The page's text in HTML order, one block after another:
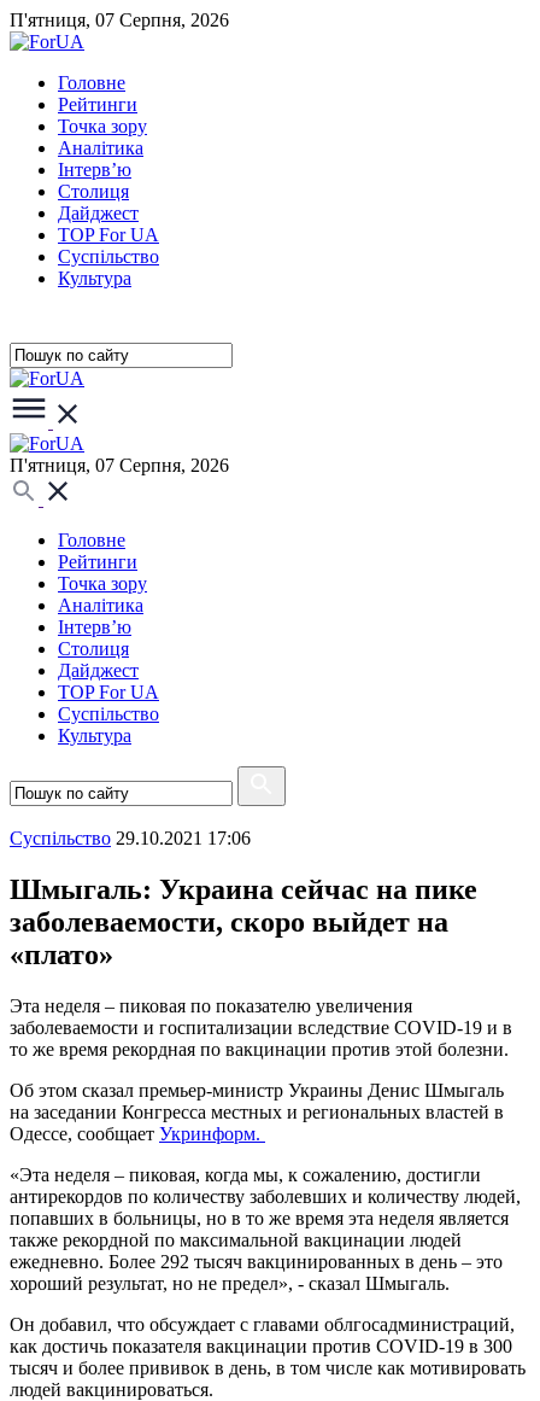
П'ятниця, 07 Серпня, 2026
Головне
Рейтинги
Точка зору
Аналітика
Інтерв’ю
Столиця
Дайджест
TOP For UA
Суспiльство
Культура
П'ятниця, 07 Серпня, 2026
Головне
Рейтинги
Точка зору
Аналітика
Інтерв’ю
Столиця
Дайджест
TOP For UA
Суспiльство
Культура
Суспiльство 29.10.2021 17:06
Шмыгаль: Украина сейчас на пике
заболеваемости, скоро выйдет на
«плато»
Эта неделя – пиковая по показателю увеличения
заболеваемости и госпитализации вследствие COVID-19 и в
то же время рекордная по вакцинации против этой болезни.
Об этом сказал премьер-министр Украины Денис Шмыгаль
на заседании Конгресса местных и региональных властей в
Одессе, сообщает Укринформ.
«Эта неделя – пиковая, когда мы, к сожалению, достигли
антирекордов по количеству заболевших и количеству людей,
попавших в больницы, но в то же время эта неделя является
также рекордной по максимальной вакцинации людей
ежедневно. Более 292 тысяч вакцинированных в день – это
хороший результат, но не предел», - сказал Шмыгаль.
Он добавил, что обсуждает с главами облгосадминистраций,
как достичь показателя вакцинации против COVID-19 в 300
тысяч и более прививок в день, в том числе как мотивировать
людей вакцинироваться.